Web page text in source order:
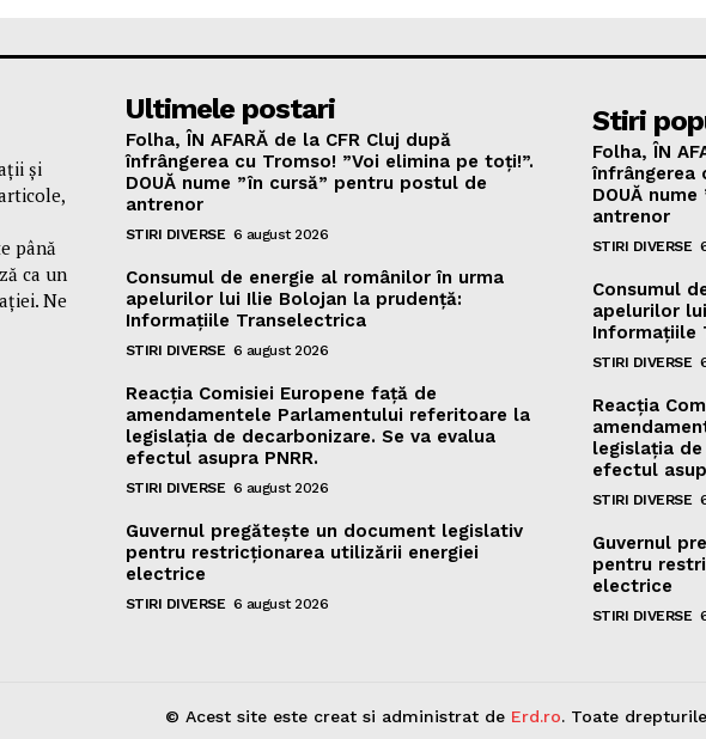
și
până
ca un
Ne
Ultimele postari
Folha, ÎN AFARĂ de la CFR Cluj după
înfrângerea cu Tromso! ”Voi elimina pe toți!”.
DOUĂ nume ”în cursă” pentru postul de
antrenor
STIRI DIVERSE 6 august 2026
Consumul de energie al românilor în urma
apelurilor lui Ilie Bolojan la prudență:
Informațiile Transelectrica
STIRI DIVERSE 6 august 2026
Reacția Comisiei Europene față de
amendamentele Parlamentului referitoare la
legislația de decarbonizare. Se va evalua
efectul asupra PNRR.
STIRI DIVERSE 6 august 2026
Guvernul pregătește un document legislativ
pentru restricționarea utilizării energiei
electrice
STIRI DIVERSE 6 august 2026
Stiri
Folha, ÎN
înfrângerea
DOUĂ
antrenor
STIRI DIVERSE
Consumul
apelurilor
Informațiile
STIRI DIVERSE
Reacția
legislația de
efectul
STIRI DIVERSE
Guvernul
pentru
electrice
STIRI DIVERSE
© Acest site este creat si administrat de Erd.ro. Toate